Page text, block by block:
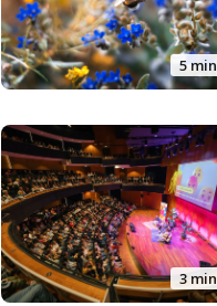
5 min
3 min